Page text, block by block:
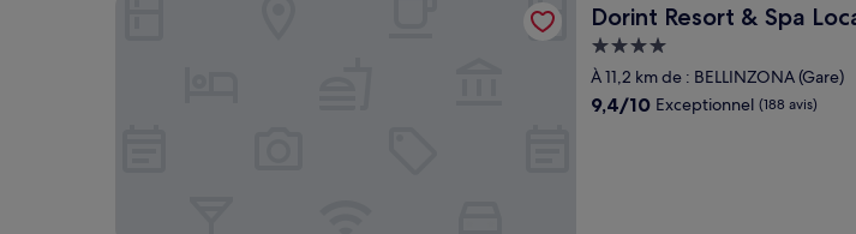
Dorint Resort & Spa
Dorint Resort & Spa Locarno
Hébergement
4.0 étoiles
À 11,2 km de : BELLINZONA (Gare)
9.4
9,4/10 Exceptionnel (188 avis)